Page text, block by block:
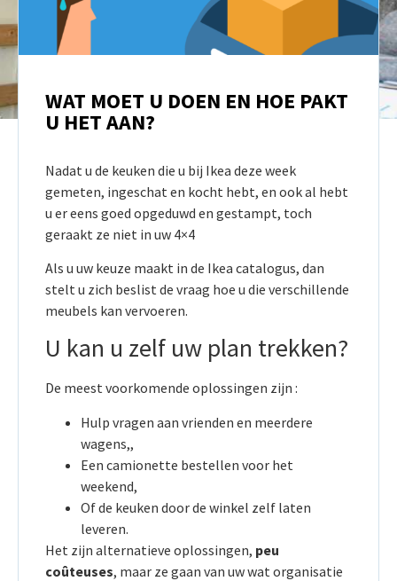
WAT MOET U DOEN EN HOE PAKT
U HET AAN?
Nadat u de keuken die u bij Ikea deze week
gemeten, ingeschat en kocht hebt, en ook al hebt
u er eens goed opgeduwd en gestampt, toch
geraakt ze niet in uw 4×4
Als u uw keuze maakt in de Ikea catalogus, dan
stelt u zich beslist de vraag hoe u die verschillende
meubels kan vervoeren.
U kan u zelf uw plan trekken?
De meest voorkomende oplossingen zijn :
Hulp vragen aan vrienden en meerdere
wagens,,
Een camionette bestellen voor het
weekend,
Of de keuken door de winkel zelf laten
leveren.
Het zijn alternatieve oplossingen, peu
coûteuses, maar ze gaan van uw wat organisatie